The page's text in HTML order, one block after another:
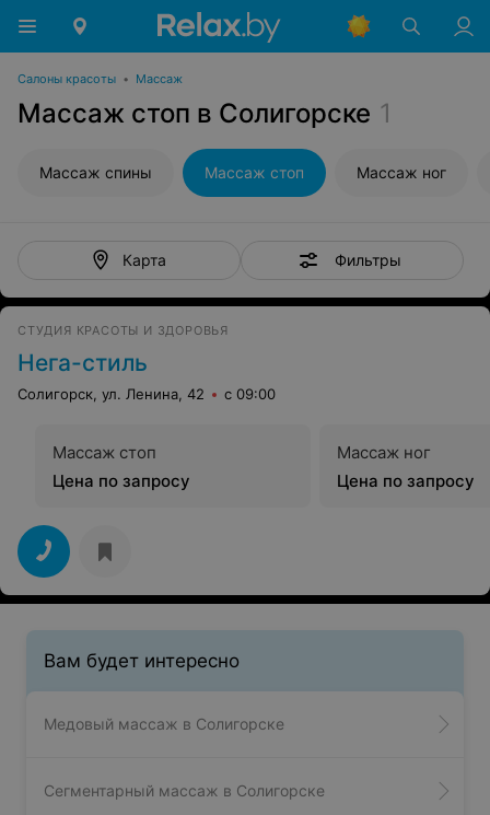
Салоны красоты • Массаж
Массаж стоп в Солигорске 1
Массаж спины Массаж стоп Массаж ног
Карта Фильтры
СТУДИЯ КРАСОТЫ И ЗДОРОВЬЯ
Нега-стиль
Солигорск, ул. Ленина, 42 с 09:00
Массаж стоп
Цена по запросу
Массаж ног
Цена по запросу
Вам будет интересно
Медовый массаж в Солигорске
Сегментарный массаж в Солигорске